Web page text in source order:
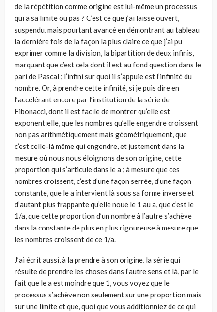
de la répétition comme origine est lui-même un processus
qui a sa limite ou pas ? C’est ce que j’ai laissé ouvert,
suspendu, mais pourtant avancé en démontrant au tableau
la dernière fois de la façon la plus claire ce que j’ai pu
exprimer comme la division, la bipartition de deux infinis,
marquant que c’est cela dont il est au fond question dans le
pari de Pascal ; l’infini sur quoi il s’appuie est l’infinité du
nombre. Or, à prendre cette infinité, si je puis dire en
l’accélérant encore par l’institution de la série de
Fibonacci, dont il est facile de montrer qu’elle est
exponentielle, que les nombres qu’elle engendre croissent
non pas arithmétiquement mais géométriquement, que
c’est celle-là même qui engendre, et justement dans la
mesure où nous nous éloignons de son origine, cette
proportion qui s’articule dans le a ; à mesure que ces
nombres croissent, c’est d’une façon serrée, d’une façon
constante, que le a intervient là sous sa forme inverse et
d’autant plus frappante qu’elle noue le 1 au a, que c’est le
1/a, que cette proportion d’un nombre à l’autre s’achève
dans la constante de plus en plus rigoureuse à mesure que
les nombres croissent de ce 1/a.
J’ai écrit aussi, à la prendre à son origine, la série qui
résulte de prendre les choses dans l’autre sens et là, par le
fait que le a est moindre que 1, vous voyez que le
processus s’achève non seulement sur une proportion mais
sur une limite et que, quoi que vous additionniez de ce qui